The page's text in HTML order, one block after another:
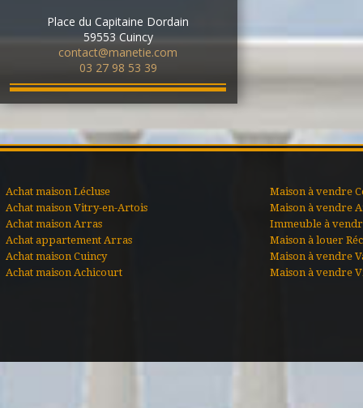
Place du Capitaine Dordain
59553 Cuincy
contact@manetie.com
03 27 98 53 39
Achat maison Lécluse
Achat maison Vitry-en-Artois
Achat maison Arras
Achat appartement Arras
Achat maison Cuincy
Achat maison Achicourt
Maison à vendre
Maison à vendre
Immeuble à
Maison à louer
Maison à vendre
Maison à vendre